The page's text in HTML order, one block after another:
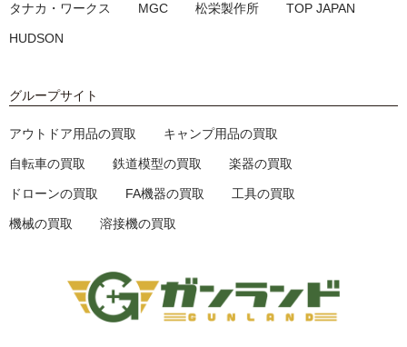
タナカ・ワークス MGC 松栄製作所 TOP JAPAN
HUDSON
グループサイト
アウトドア用品の買取 キャンプ用品の買取
自転車の買取 鉄道模型の買取 楽器の買取
ドローンの買取 FA機器の買取 工具の買取
機械の買取 溶接機の買取